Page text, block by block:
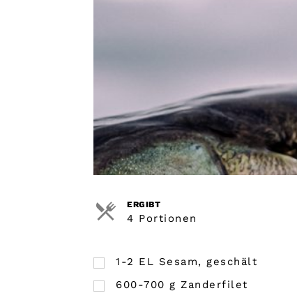
ERGIBT
4 Portionen
1-2 EL Sesam, geschält
600-700 g Zanderfilet